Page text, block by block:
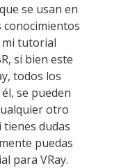
se usan en
tutorial
si bien este
todos los
se pueden
otro
dudas
puedas
para VRay.